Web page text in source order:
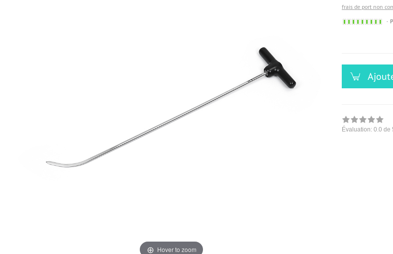
Hover to zoom
frais de port non
Évaluation: 0.0 de